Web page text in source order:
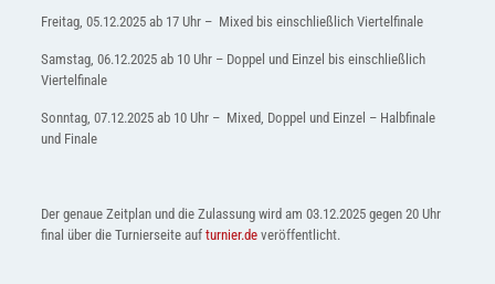
Freitag, 05.12.2025 ab 17 Uhr – Mixed bis einschließlich Viertelfinale
Samstag, 06.12.2025 ab 10 Uhr – Doppel und Einzel bis einschließlich
Viertelfinale
Sonntag, 07.12.2025 ab 10 Uhr – Mixed, Doppel und Einzel – Halbfinale
und Finale
Der genaue Zeitplan und die Zulassung wird am 03.12.2025 gegen 20 Uhr
final über die Turnierseite auf turnier.deveröffentlicht.